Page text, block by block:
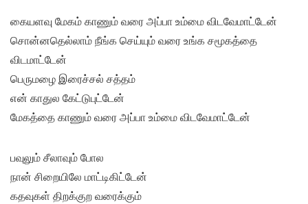
கையளவு மேகம் காணும் வரை அப்பா உம்மை விடவேமாட்டேன்
சொன்னதெல்லாம் நீங்க செய்யும் வரை உங்க சமூகத்தை
விடமாட்டேன்
பெருமழை இரைச்சல் சத்தம்
என் காதுல கேட்டுபுட்டேன்
மேகத்தை காணும் வரை அப்பா உம்மை விடவேமாட்டேன்
பவுலும் சீலாவும் போல
நான் சிறையிலே மாட்டிகிட்டேன்
கதவுகள் திறக்குற வரைக்கும்